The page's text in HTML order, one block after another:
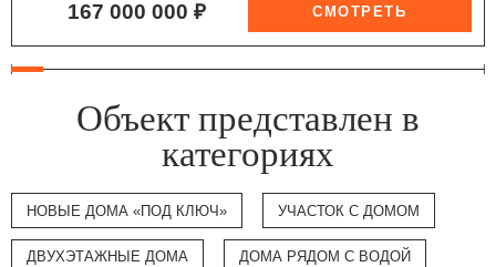
167 000 000 ₽
Объект представлен в
категориях
НОВЫЕ ДОМА «ПОД КЛЮЧ» УЧАСТОК С ДОМОМ
ДВУХЭТАЖНЫЕ ДОМА ДОМА РЯДОМ С ВОДОЙ